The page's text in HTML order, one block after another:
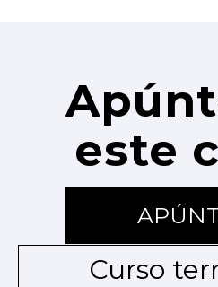
este
Curso